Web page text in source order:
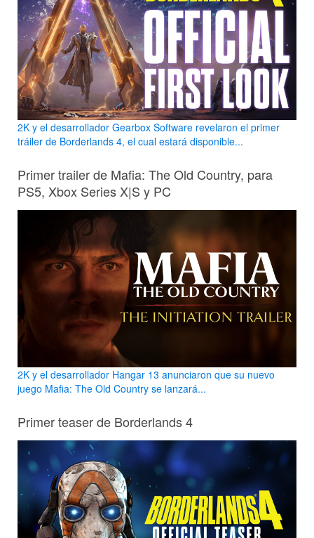
2K y el desarrollador Gearbox Software revelaron el primer
tráiler de Borderlands 4, el cual estará disponible...
Primer trailer de Mafia: The Old Country, para
PS5, Xbox Series X|S y PC
2K y el desarrollador Hangar 13 anunciaron que su nuevo
juego Mafia: The Old Country se lanzará...
Primer teaser de Borderlands 4